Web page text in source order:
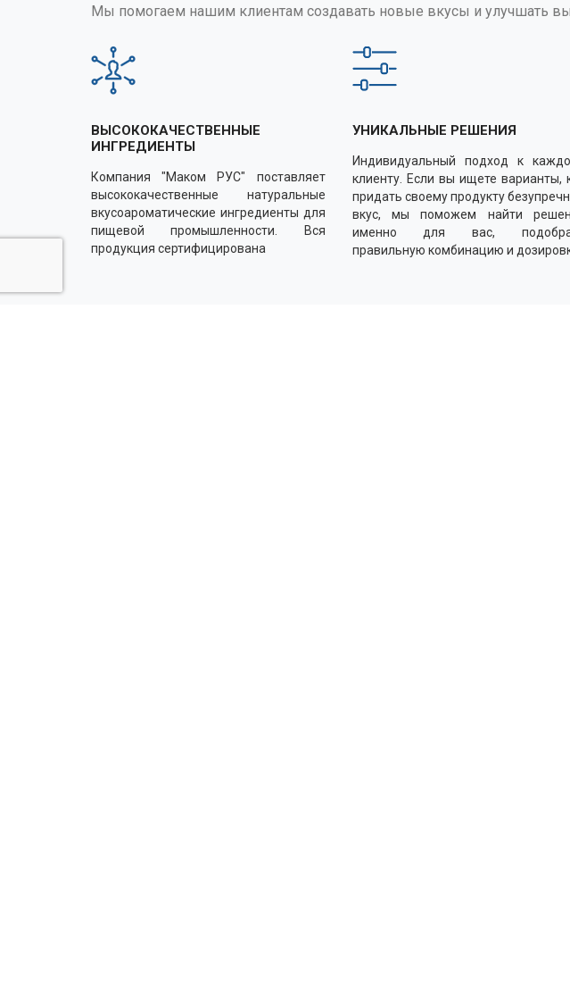
Мы помогаем нашим клиентам создавать новые вкусы и улучшать
ВЫСОКОКАЧЕСТВЕННЫЕ
ИНГРЕДИЕНТЫ
Компания "Маком РУС" поставляет
высококачественные натуральные
вкусоароматические ингредиенты для
пищевой промышленности. Вся
продукция сертифицирована
УНИКАЛЬНЫЕ РЕШЕНИЯ
Индивидуальный подход к
клиенту. Если вы ищете варианты,
придать своему продукту
вкус, мы поможем найти
именно для вас,
правильную комбинацию и